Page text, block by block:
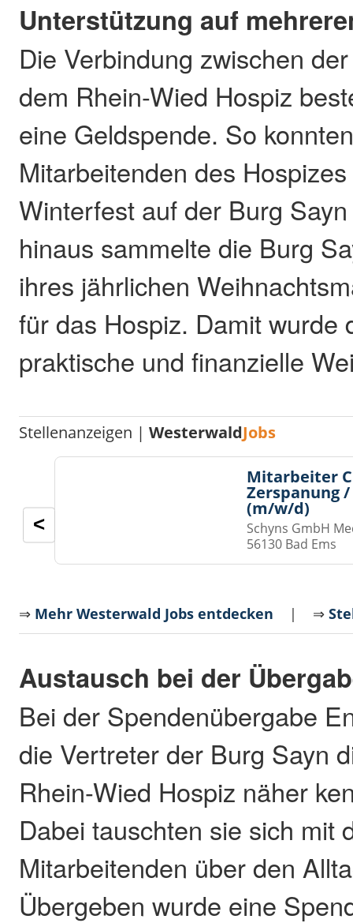
Unterstützung auf
Die Verbindung zwischen
dem Rhein-Wied Hospiz
eine Geldspende. So
Mitarbeitenden des
Winterfest auf der Burg
hinaus sammelte die Burg
ihres jährlichen
für das Hospiz. Damit wurde
praktische und finanzielle
Stellenanzeigen |WesterwaldJobs
Mitarbeiter
Zerspanung
(m/w/d)
Schyns GmbH
56130 Bad Ems
<
⇒ Mehr Westerwald Jobs entdecken | ⇒
Austausch bei der
Bei der Spendenübergabe
die Vertreter der Burg Sayn
Rhein-Wied Hospiz näher
Dabei tauschten sie sich mit
Mitarbeitenden über den
Übergeben wurde eine